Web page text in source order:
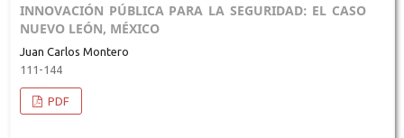
INNOVACIÓN PÚBLICA PARA LA SEGURIDAD: EL CASO
NUEVO LEÓN, MÉXICO
Juan Carlos Montero
111-144
PDF